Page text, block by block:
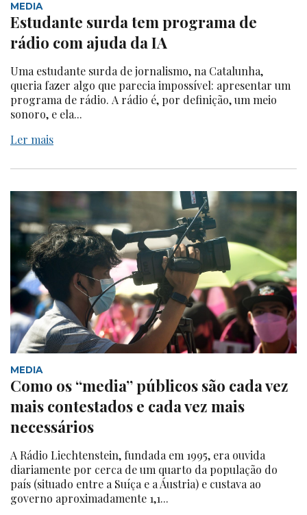
MEDIA
Estudante surda tem programa de
rádio com ajuda da IA
Uma estudante surda de jornalismo, na Catalunha,
queria fazer algo que parecia impossível: apresentar um
programa de rádio. A rádio é, por definição, um meio
sonoro, e ela...
Ler mais
MEDIA
Como os “media” públicos são cada vez
mais contestados e cada vez mais
necessários
A Rádio Liechtenstein, fundada em 1995, era ouvida
diariamente por cerca de um quarto da população do
país (situado entre a Suíça e a Áustria) e custava ao
governo aproximadamente 1,1...